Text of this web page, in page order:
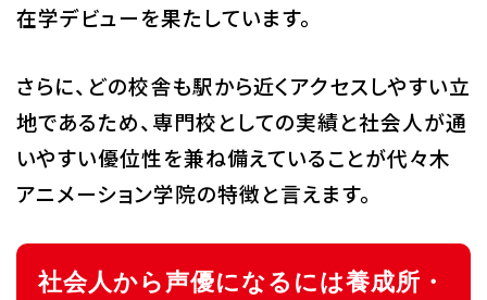
在学デビューを果たしています。
さらに、どの校舎も駅から近くアクセスしやすい立
地であるため、専門校としての実績と社会人が通
いやすい優位性を兼ね備えていることが代々木
アニメーション学院の特徴と言えます。
社会人から声優になるには養成所・